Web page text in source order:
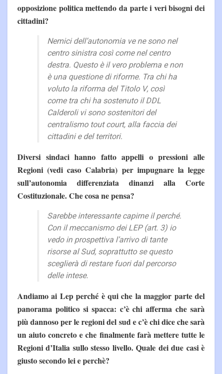
opposizione politica mettendo da parte i veri bisogni dei
cittadini?
Nemici dell’autonomia ve ne sono nel
centro sinistra così come nel centro
destra. Questo è il vero problema e non
è una questione di riforme. Tra chi ha
voluto la riforma del Titolo V, così
come tra chi ha sostenuto il DDL
Calderoli vi sono sostenitori del
centralismo tout court, alla faccia dei
cittadini e del territori.
Diversi sindaci hanno fatto appelli o pressioni alle
Regioni (vedi caso Calabria) per impugnare la legge
sull’autonomia differenziata dinanzi alla Corte
Costituzionale. Che cosa ne pensa?
Sarebbe interessante capirne il perché.
Con il meccanismo dei LEP (art. 3) io
vedo in prospettiva l’arrivo di tante
risorse al Sud, soprattutto se questo
sceglierà di restare fuori dal percorso
delle intese.
Andiamo ai Lep perché è qui che la maggior parte del
panorama politico si spacca: c’è chi afferma che sarà
più dannoso per le regioni del sud e c’è chi dice che sarà
un aiuto concreto e che finalmente farà mettere tutte le
Regioni d’Italia sullo stesso livello. Quale dei due casi è
giusto secondo lei e perchè?